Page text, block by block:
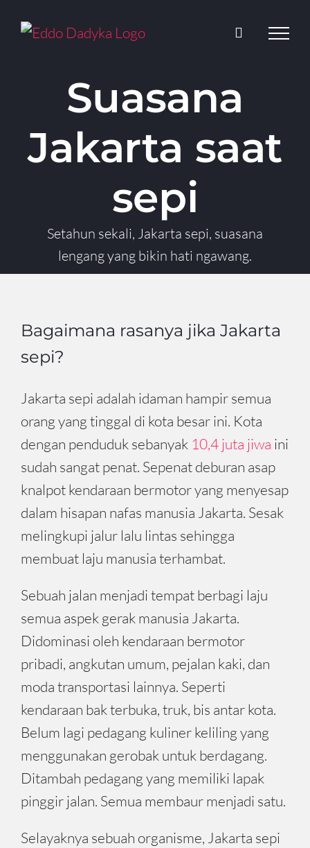
Suasana
Jakarta saat
sepi
Setahun sekali, Jakarta sepi, suasana
lengang yang bikin hati ngawang.
Bagaimana rasanya jika Jakarta
sepi?
Jakarta sepi adalah idaman hampir semua
orang yang tinggal di kota besar ini. Kota
dengan penduduk sebanyak 10,4 juta jiwa ini
sudah sangat penat. Sepenat deburan asap
knalpot kendaraan bermotor yang menyesap
dalam hisapan nafas manusia Jakarta. Sesak
melingkupi jalur lalu lintas sehingga
membuat laju manusia terhambat.
Sebuah jalan menjadi tempat berbagi laju
semua aspek gerak manusia Jakarta.
Didominasi oleh kendaraan bermotor
pribadi, angkutan umum, pejalan kaki, dan
moda transportasi lainnya. Seperti
kendaraan bak terbuka, truk, bis antar kota.
Belum lagi pedagang kuliner keliling yang
menggunakan gerobak untuk berdagang.
Ditambah pedagang yang memiliki lapak
pinggir jalan. Semua membaur menjadi satu.
Selayaknya sebuah organisme, Jakarta sepi